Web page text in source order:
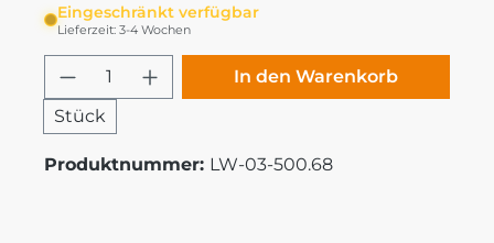
Eingeschränkt verfügbar
Lieferzeit: 3-4 Wochen
Produkt Anzahl: Gib den
Stück
In den Warenkorb
Produktnummer: LW-03-500.68